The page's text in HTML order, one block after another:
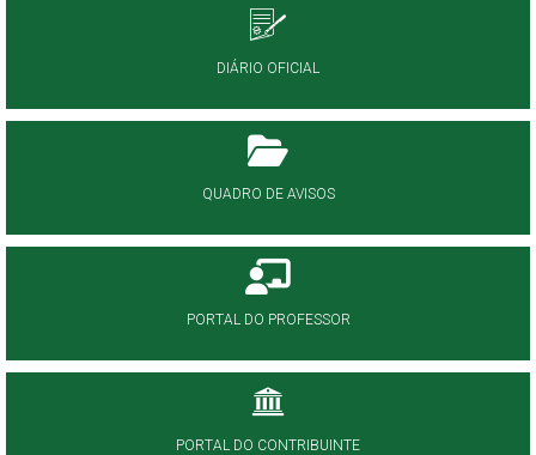
DIÁRIO OFICIAL
QUADRO DE AVISOS
PORTAL DO PROFESSOR
PORTAL DO CONTRIBUINTE